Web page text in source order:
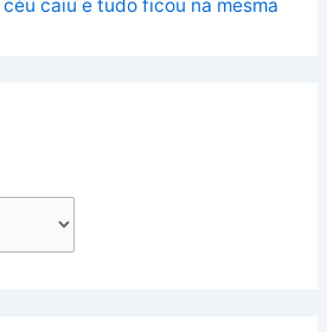
caiu e tudo ficou na mesma